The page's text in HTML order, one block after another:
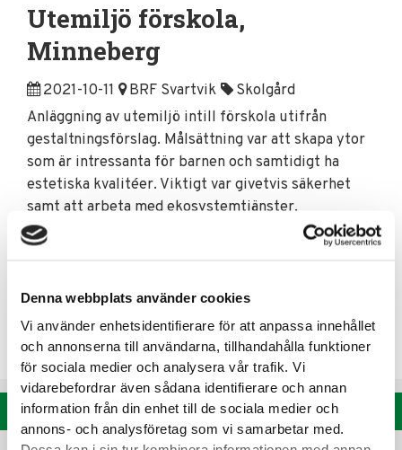
Denna webbplats använder cookies
Vi använder enhetsidentifierare för att anpassa innehållet
och annonserna till användarna, tillhandahålla funktioner
för sociala medier och analysera vår trafik. Vi
vidarebefordrar även sådana identifierare och annan
information från din enhet till de sociala medier och
annons- och analysföretag som vi samarbetar med.
Utemiljö förskola,
Minneberg
2021-10-11 BRF Svartvik
Skolgård
Anläggning av utemiljö intill förskola utifrån
gestaltningsförslag. Målsättning var att skapa ytor
som är intressanta för barnen och samtidigt ha
estetiska kvalitéer. Viktigt var givetvis säkerhet
samt att arbeta med ekosystemtjänster,
pedagogiska moment och spännande ytor efter
platsens förutsättningar. Gården ligger i en slänt
och material i fokus för gestaltningen. Vegetation
användes också till stor del som rumsbildande
element.
Se alla referenser